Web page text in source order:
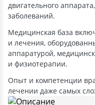
двигательного
заболеваний.
Медицинская база
и лечения,
аппаратурой,
и физиотерапии.
Опыт и компетенции
лечении даже самых